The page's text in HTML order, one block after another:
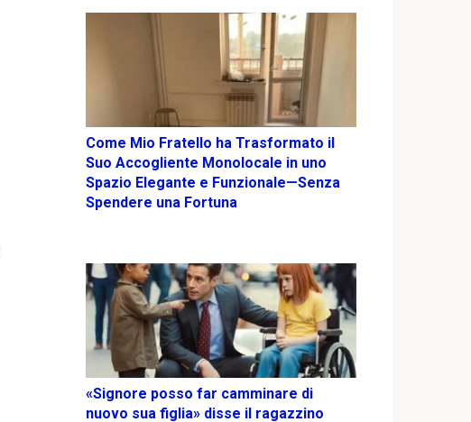
Come Mio Fratello ha Trasformato il
Suo Accogliente Monolocale in uno
Spazio Elegante e Funzionale—Senza
Spendere una Fortuna
«Signore posso far camminare di
nuovo sua figlia» disse il ragazzino